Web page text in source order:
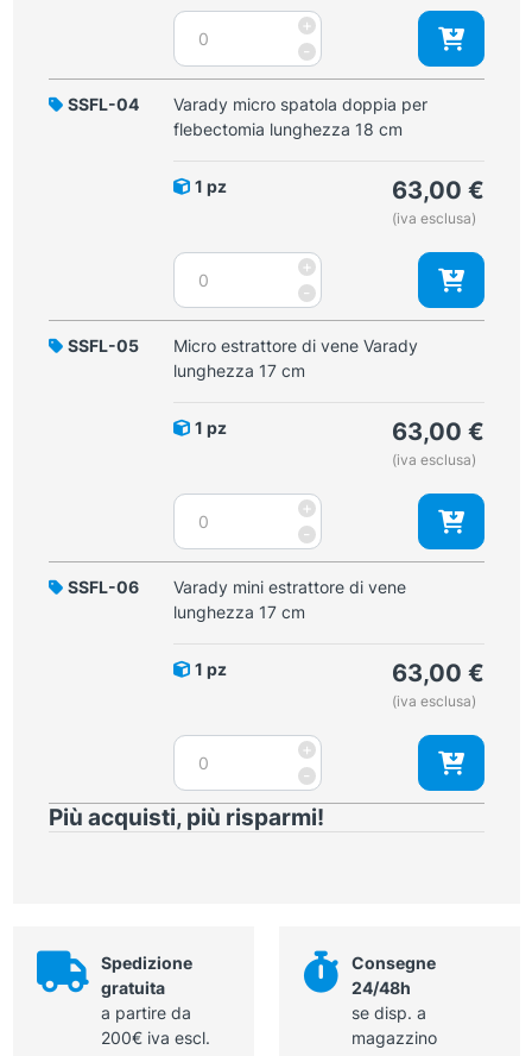
-
Estrattore
vene
Varady
con
lunghezza
quantità
+
SSFL-04
Varady micro spatola doppia per
flebectomia lunghezza 18 cm
1 pz 63,00 €
(iva esclusa)
-
Varady
micro
spatola
doppia
per
18
+
SSFL-05
Micro estrattore di vene Varady
lunghezza 17 cm
1 pz 63,00 €
(iva esclusa)
-
Micro
estrattore
di
vene
Varady
cm
+
SSFL-06
Varady mini estrattore di vene
lunghezza 17 cm
1 pz 63,00 €
(iva esclusa)
-
Varady
mini
estrattore
di
+
Più acquisti, più risparmi!
Spedizione
gratuita
a partire da
200€ iva escl.
Consegne
24/48h
se disp. a
magazzino